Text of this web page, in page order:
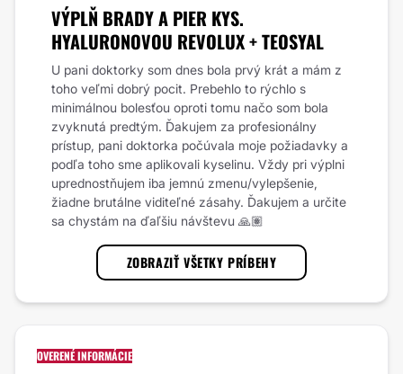
VÝPLŇ BRADY A PIER KYS.
HYALURONOVOU REVOLUX + TEOSYAL
U pani doktorky som dnes bola prvý krát a mám z
toho veľmi dobrý pocit. Prebehlo to rýchlo s
minimálnou bolesťou oproti tomu načo som bola
zvyknutá predtým. Ďakujem za profesionálny
prístup, pani doktorka počúvala moje požiadavky a
podľa toho sme aplikovali kyselinu. Vždy pri výplni
uprednostňujem iba jemnú zmenu/vylepšenie,
žiadne brutálne viditeľné zásahy. Ďakujem a určite
sa chystám na ďaľšiu návštevu 🙏🏽
ZOBRAZIŤ VŠETKY PRÍBEHY
OVERENÉ INFORMÁCIE